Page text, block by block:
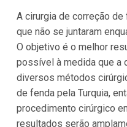
A cirurgia de correção
que não se juntaram
O objetivo é o melhor
possível à medida que a
diversos métodos
de fenda pela Turquia,
procedimento cirúrgico
resultados serão